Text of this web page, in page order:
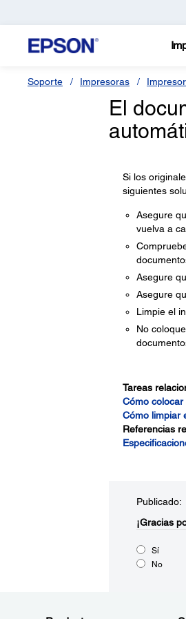
Soporte Impresoras
El
Si los
siguientes
Asegure
vuelva a
Asegure
Asegure
Limpie el
No
Tareas
Cómo
Cómo limpiar
Referencias
¡Gracias
Sí
No